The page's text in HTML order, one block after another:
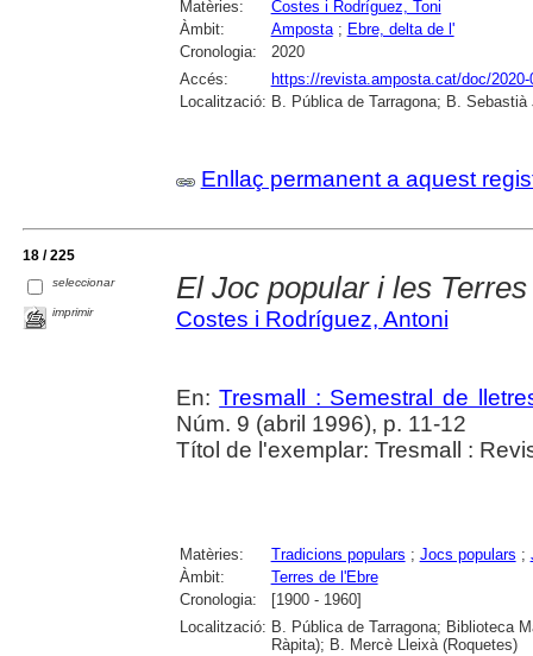
Matèries:
Costes i Rodríguez, Toni
Àmbit:
Amposta; Ebre, delta de l'
Cronologia:
2020
Accés:
https://revista.amposta.cat/doc/2020-
Localització: B. Pública de Tarragona; B.
Enllaç permanent a aquest
18 / 225
seleccionar
imprimir
El Joc popular i les
Costes i Rodríguez, Antoni
En:Tresmall : Semestral de
Núm. 9 (abril 1996), p. 11-12
Títol de l'exemplar: Tresmall :
Matèries: Tradicions populars ; Jocs populars ;
Àmbit:
Terres de l'Ebre
Cronologia:
[1900 - 1960]
Localització: B. Pública de Tarragona; Biblioteca
Ràpita); B. Mercè Lleixà (Roquetes)